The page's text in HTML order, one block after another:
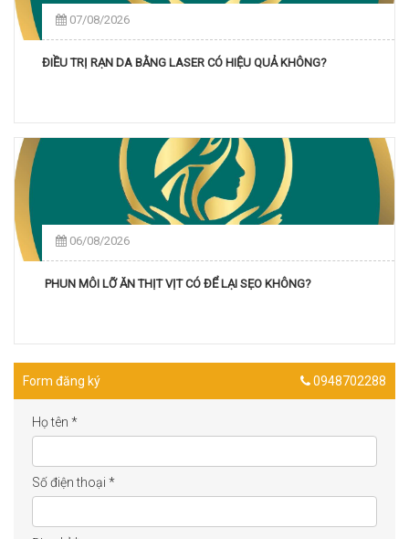
07/08/2026
ĐIỀU TRỊ RẠN DA BẰNG LASER CÓ HIỆU QUẢ KHÔNG?
06/08/2026
PHUN MÔI LỠ ĂN THỊT VỊT CÓ ĐỂ LẠI SẸO KHÔNG?
Form đăng ký 0948702288
Họ tên *
Số điện thoại *